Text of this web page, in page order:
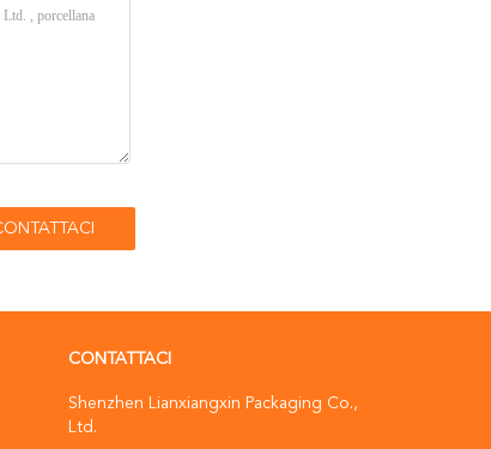
CONTATTACI
Shenzhen Lianxiangxin Packaging Co.,
Ltd.